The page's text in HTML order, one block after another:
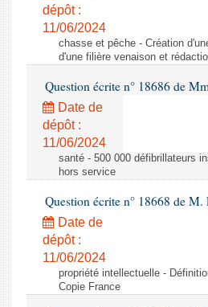
dépôt :
11/06/2024
chasse et pêche - Création
d'une filière venaison et
Question écrite n° 18686 de
Date de
dépôt :
11/06/2024
santé - 500 000 défibrillateurs
hors service
Question écrite n° 18668 de
Date de
dépôt :
11/06/2024
propriété intellectuelle -
Copie France